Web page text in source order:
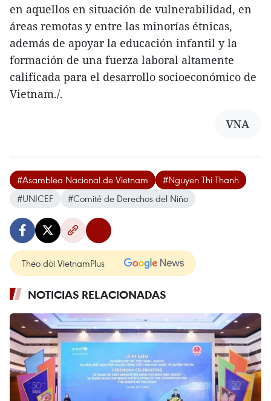
en aquellos en situación de vulnerabilidad, en
áreas remotas y entre las minorías étnicas,
además de apoyar la educación infantil y la
formación de una fuerza laboral altamente
calificada para el desarrollo socioeconómico de
Vietnam./.
VNA
#Asamblea Nacional de Vietnam
#Nguyen Thi Thanh
#UNICEF
#Comité de Derechos del Niño
Theo dõi VietnamPlus
NOTICIAS RELACIONADAS